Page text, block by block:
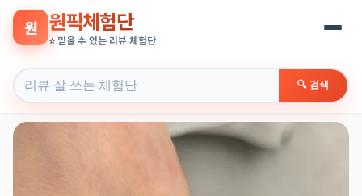
원 원픽체험단
⭐ 믿을 수 있는 리뷰 체험단
🔍 검색